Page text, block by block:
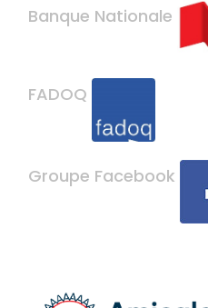
Banque Nationale
FADOQ
Groupe Facebook